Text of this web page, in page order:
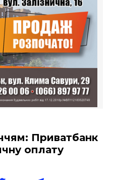
Приватбанк
оплату